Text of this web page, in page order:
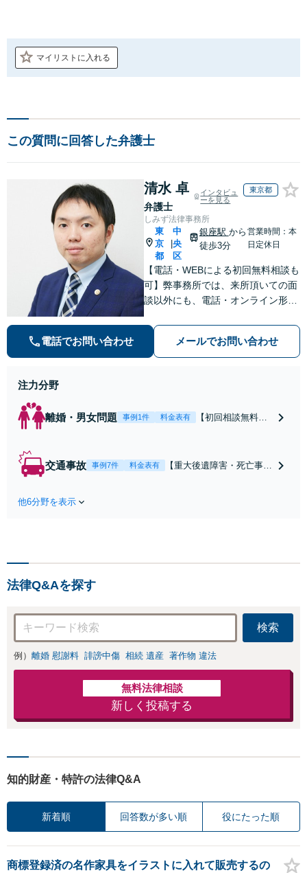
マイリストに入れる
この質問に回答した弁護士
清水 卓
弁護士
インタビュ
ーを見る
東京都
しみず法律事務所
東
京
都
中
央
区
銀座駅 から
徒歩3分
営業時間：本
日定休日
【電話・WEBによる初回無料相談も
可】弊事務所では、来所頂いての面
談以外にも、電話・オンライン形式
弁護士にご相談頂くことで、今のご
不安が和らぐとともに、問題解決の
ために前に進むことができます。
電話でお問い合わせ メールでお問い合わせ
注力分野
離婚・男女問題 事例1件 料金表有
【初回相談無料】
条件で離婚ができ
交通事故 事例7件 料金表有
【重大後遺障害・死亡事案
応・納得できる解決を」
他6分野を表示
法律Q&Aを探す
検索
例） 離婚 慰謝料 誹謗中傷 相続 遺産 著作物 違法
無料法律相談
新しく投稿する
知的財産・特許の法律Q&A
新着順 回答数が多い順 役にたった順
商標登録済の名作家具をイラストに入れて販売するの